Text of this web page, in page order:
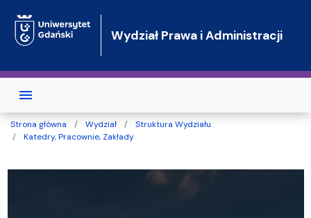
Wydział Prawa i Administracji
Strona główna Wydział
Struktura Wydziału
Katedry, Pracownie, Zakłady